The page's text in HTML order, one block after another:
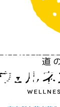
道の駅
2026.05.27